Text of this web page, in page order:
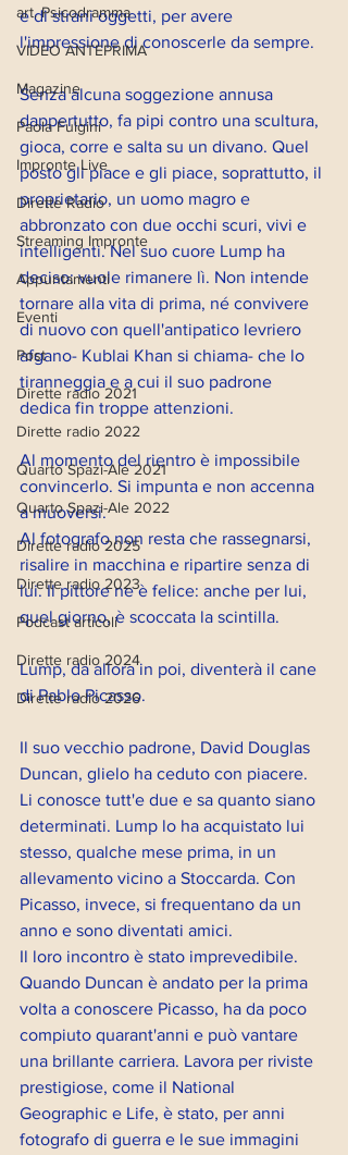
art. Psicodramma
VIDEO ANTEPRIMA
Magazine
Paola Fulgini
Impronte Live
Dirette Radio
Streaming Impronte
Appuntamenti
Eventi
Post
Dirette radio 2021
Dirette radio 2022
Quarto Spazi-Ale 2021
Quarto Spazi-Ale 2022
Dirette radio 2025
Dirette radio 2023
Podcast articoli
Dirette radio 2024
Dirette radio 2026
e di strani oggetti, per avere
l'impressione di conoscerle da sempre.
Senza alcuna soggezione annusa
dappertutto, fa pipi contro una scultura,
gioca, corre e salta su un divano. Quel
posto gli piace e gli piace, soprattutto, il
proprietario, un uomo magro e
abbronzato con due occhi scuri, vivi e
intelligenti. Nel suo cuore Lump ha
deciso: vuole rimanere lì. Non intende
tornare alla vita di prima, né convivere
di nuovo con quell'antipatico levriero
afgano- Kublai Khan si chiama- che lo
tiranneggia e a cui il suo padrone
dedica fin troppe attenzioni.
Al momento del rientro è impossibile
convincerlo. Si impunta e non accenna
a muoversi.
Al fotografo non resta che rassegnarsi,
risalire in macchina e ripartire senza di
lui. Il pittore ne è felice: anche per lui,
quel giorno, è scoccata la scintilla.
Lump, da allora in poi, diventerà il cane
di Pablo Picasso.
Il suo vecchio padrone, David Douglas
Duncan, glielo ha ceduto con piacere.
Li conosce tutt'e due e sa quanto siano
determinati. Lump lo ha acquistato lui
stesso, qualche mese prima, in un
allevamento vicino a Stoccarda. Con
Picasso, invece, si frequentano da un
anno e sono diventati amici.
Il loro incontro è stato imprevedibile.
Quando Duncan è andato per la prima
volta a conoscere Picasso, ha da poco
compiuto quarant'anni e può vantare
una brillante carriera. Lavora per riviste
prestigiose, come il National
Geographic e Life, è stato, per anni
fotografo di guerra e le sue immagini